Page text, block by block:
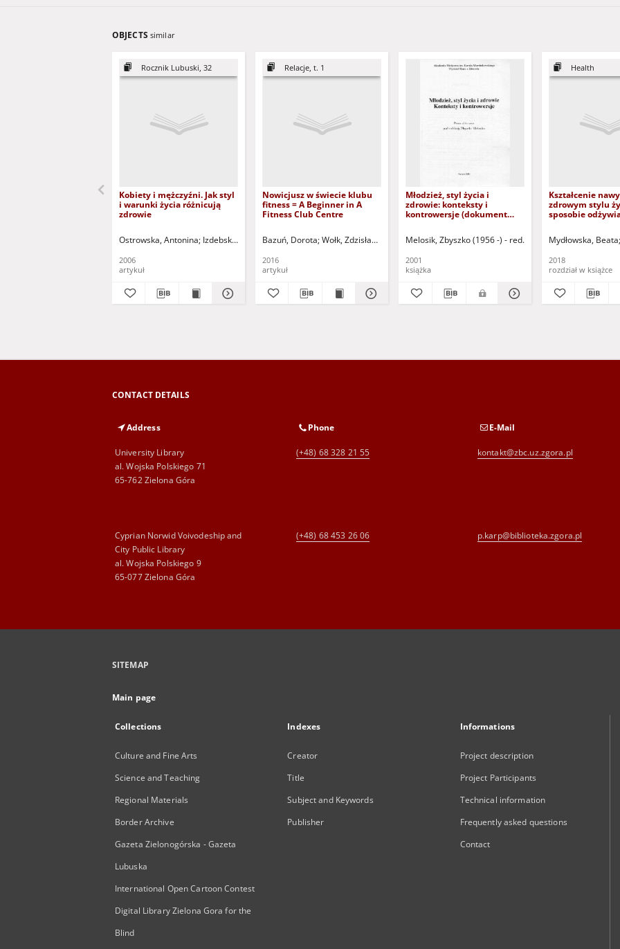
OBJECTS similar
Rocznik Lubuski, 32
Kobiety i mężczyźni. Jak styl
i warunki życia różnicują
zdrowie
Ostrowska, Antonina Izdebski, Zbigniew (1956- ) - red.
2006
artykuł
Relacje, t. 1
Nowicjusz w świecie klubu
fitness = A Beginner in A
Fitness Club Centre
Bazuń, Dorota Wołk, Zdzisław - red. nacz.
2016
artykuł
Młodzież, styl życia i
zdrowie: konteksty i
kontrowersje (dokument
wzroku)
Melosik, Zbyszko (1956 -) - red.
2001
książka
Health
Kształcenie
zdrowym stylu
sposobie
habits about a
eat during
Mydłowska, Beata
2018
rozdział w książce
CONTACT DETAILS
Address
University Library
al. Wojska Polskiego 71
65-762 Zielona Góra
Phone
(+48) 68 328 21 55
E-Mail
kontakt@zbc.uz.zgora.pl
Cyprian Norwid Voivodeship and
City Public Library
al. Wojska Polskiego 9
65-077 Zielona Góra
(+48) 68 453 26 06 p.karp@biblioteka.zgora.pl
SITEMAP
Main page
Collections
Culture and Fine Arts
Science and Teaching
Regional Materials
Border Archive
Gazeta Zielonogórska - Gazeta
Lubuska
International Open Cartoon Contest
Digital Library Zielona Gora for the
Blind
Indexes
Creator
Title
Subject and Keywords
Publisher
Informations
Project description
Project Participants
Technical information
Frequently asked questions
Contact